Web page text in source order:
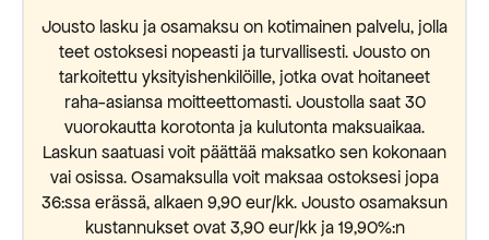
Jousto lasku ja osamaksu on kotimainen palvelu, jolla
teet ostoksesi nopeasti ja turvallisesti. Jousto on
tarkoitettu yksityishenkilöille, jotka ovat hoitaneet
raha-asiansa moitteettomasti. Joustolla saat 30
vuorokautta korotonta ja kulutonta maksuaikaa.
Laskun saatuasi voit päättää maksatko sen kokonaan
vai osissa. Osamaksulla voit maksaa ostoksesi jopa
36:ssa erässä, alkaen 9,90 eur/kk. Jousto osamaksun
kustannukset ovat 3,90 eur/kk ja 19,90%:n